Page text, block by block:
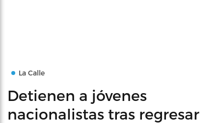
La Calle
Detienen a jóvenes
nacionalistas tras regresar